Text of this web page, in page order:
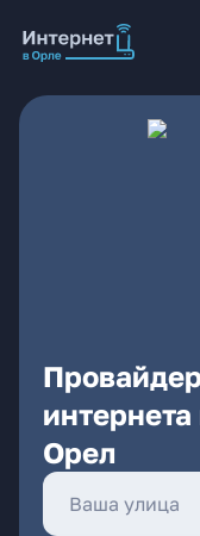
Орел